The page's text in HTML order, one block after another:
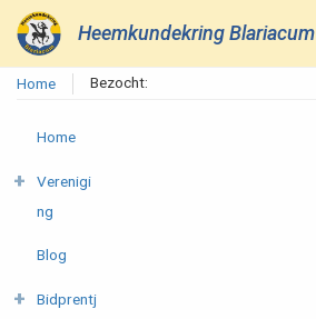
Heemkundekring Blariacum
Home Bezocht:
Home
Verenigi
ng
Blog
Bidprentj